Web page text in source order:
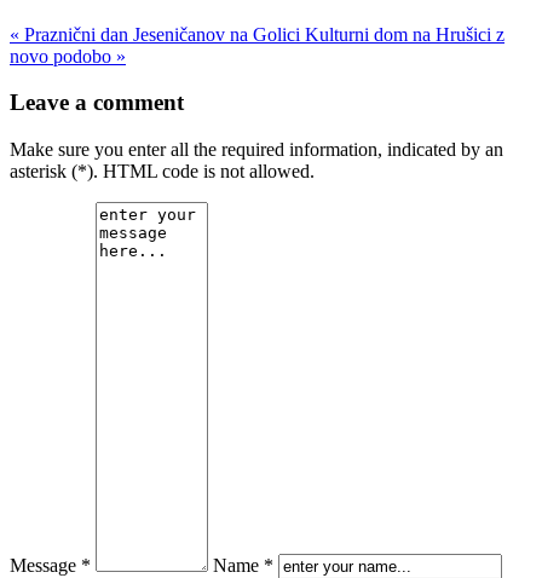
« Praznični dan Jeseničanov na Golici Kulturni dom na Hrušici z
novo podobo »
Leave a comment
Make sure you enter all the required information, indicated by an
asterisk (*). HTML code is not allowed.
Message *
Name *